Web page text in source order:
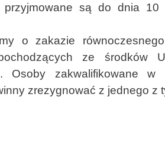
przyjmowane są do dnia
o zakazie
ze środków
Osoby zakwalifikowane w
zrezygnować z jednego z